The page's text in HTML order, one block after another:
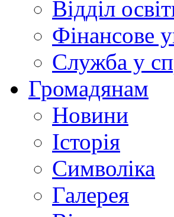
Відділ
Фінансове
Служба у
Громадянам
Новини
Історія
Символіка
Галерея